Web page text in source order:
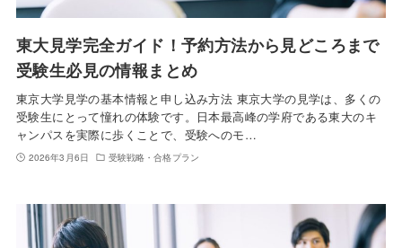
東大見学完全ガイド！予約方法から見どころまで
受験生必見の情報まとめ
東京大学見学の基本情報と申し込み方法 東京大学の見学は、多くの
受験生にとって憧れの体験です。日本最高峰の学府である東大のキ
ャンパスを実際に歩くことで、受験へのモ…
2026年3月6日 受験戦略・合格プラン